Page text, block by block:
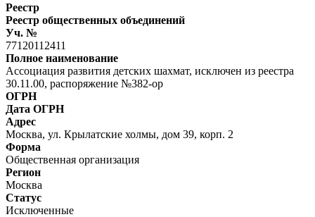
Реестр
Реестр общественных объединений
Уч. №
77120112411
Полное наименование
Ассоциация развития детских шахмат, исключен из реестра
30.11.00, распоряжение №382-ор
ОГРН
Дата ОГРН
Адрес
Москва, ул. Крылатские холмы, дом 39, корп. 2
Форма
Общественная организация
Регион
Москва
Статус
Исключенные